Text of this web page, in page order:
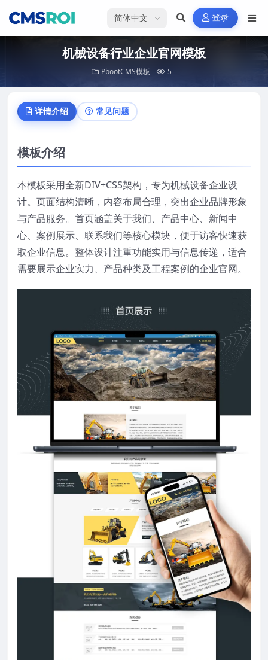
选择语言 登录
机械设备行业企业官网模板
PbootCMS模板 5
详情介绍 常见问题
模板介绍
本模板采用全新DIV+CSS架构，专为机械设备企业设
计。页面结构清晰，内容布局合理，突出企业品牌形象
与产品服务。首页涵盖关于我们、产品中心、新闻中
心、案例展示、联系我们等核心模块，便于访客快速获
取企业信息。整体设计注重功能实用与信息传递，适合
需要展示企业实力、产品种类及工程案例的企业官网。